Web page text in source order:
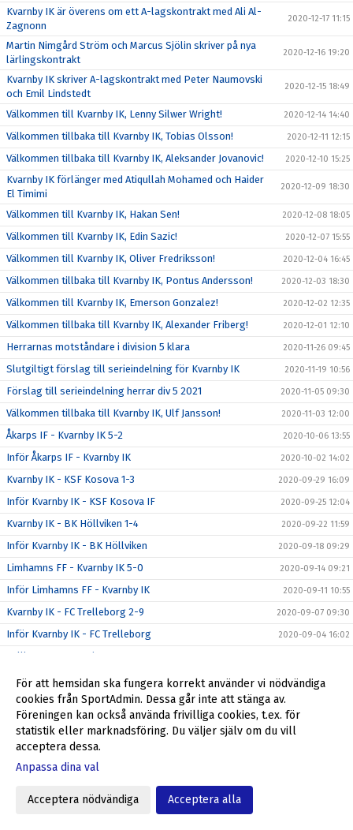
Kvarnby IK är överens om ett A-lagskontrakt med Ali Al-
Zagnonn
2020-12-17 11:15
Martin Nimgård Ström och Marcus Sjölin skriver på nya
lärlingskontrakt
2020-12-16 19:20
Kvarnby IK skriver A-lagskontrakt med Peter Naumovski
och Emil Lindstedt
2020-12-15 18:49
Välkommen till Kvarnby IK, Lenny Silwer Wright! 2020-12-14 14:40
Välkommen tillbaka till Kvarnby IK, Tobias Olsson! 2020-12-11 12:15
Välkommen tillbaka till Kvarnby IK, Aleksander Jovanovic! 2020-12-10 15:25
Kvarnby IK förlänger med Atiqullah Mohamed och Haider
El Timimi
2020-12-09 18:30
Välkommen till Kvarnby IK, Hakan Sen! 2020-12-08 18:05
Välkommen till Kvarnby IK, Edin Sazic! 2020-12-07 15:55
Välkommen till Kvarnby IK, Oliver Fredriksson! 2020-12-04 16:45
Välkommen tillbaka till Kvarnby IK, Pontus Andersson! 2020-12-03 18:30
Välkommen till Kvarnby IK, Emerson Gonzalez! 2020-12-02 12:35
Välkommen tillbaka till Kvarnby IK, Alexander Friberg! 2020-12-01 12:10
Herrarnas motståndare i division 5 klara 2020-11-26 09:45
Slutgiltigt förslag till serieindelning för Kvarnby IK 2020-11-19 10:56
Förslag till serieindelning herrar div 5 2021 2020-11-05 09:30
Välkommen tillbaka till Kvarnby IK, Ulf Jansson! 2020-11-03 12:00
Åkarps IF - Kvarnby IK 5-2 2020-10-06 13:55
Inför Åkarps IF - Kvarnby IK 2020-10-02 14:02
Kvarnby IK - KSF Kosova 1-3 2020-09-29 16:09
Inför Kvarnby IK - KSF Kosova IF 2020-09-25 12:04
Kvarnby IK - BK Höllviken 1-4 2020-09-22 11:59
Inför Kvarnby IK - BK Höllviken 2020-09-18 09:29
Limhamns FF - Kvarnby IK 5-0 2020-09-14 09:21
Inför Limhamns FF - Kvarnby IK 2020-09-11 10:55
Kvarnby IK - FC Trelleborg 2-9 2020-09-07 09:30
Inför Kvarnby IK - FC Trelleborg 2020-09-04 16:02
Vellinge FF - Kvarnby IK 2-0
Inför Vellinge FF - Kvarnby IK 2020-08-28 15:31
Kvarnby IK - Ariana FC 0-4 2020-08-24 09:37
Inför Kvarnby IK - Ariana FC 2020-08-21 11:24
IFK Klagshamn - Kvarnby IK 3-1
Inför IFK Klagshamn - Kvarnby IK
Inför Kvarnby IK - Rosengårds FF
För att hemsidan ska fungera korrekt använder vi nödvändiga
cookies från SportAdmin. Dessa går inte att stänga av.
Föreningen kan också använda frivilliga cookies, t.ex. för
statistik eller marknadsföring. Du väljer själv om du vill
acceptera dessa.
Anpassa dina val
Acceptera nödvändiga Acceptera alla